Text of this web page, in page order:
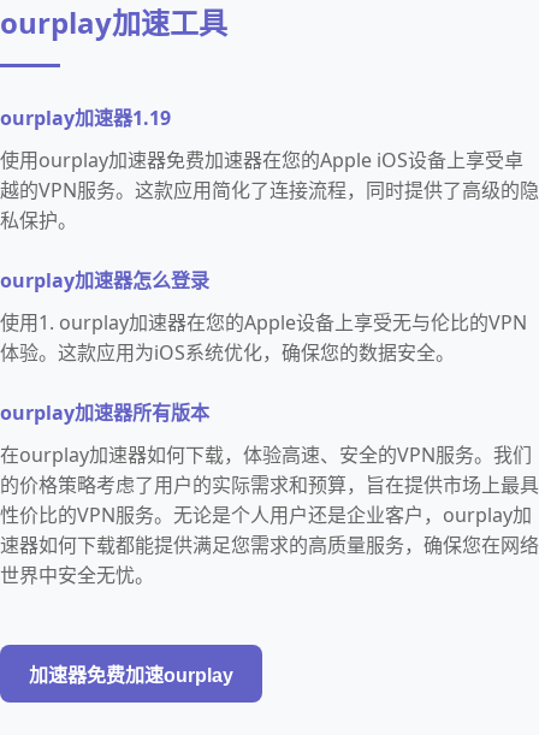
ourplay加速工具
ourplay加速器1.19
使用ourplay加速器免费加速器在您的Apple iOS设备上享受卓
越的VPN服务。这款应用简化了连接流程，同时提供了高级的隐
私保护。
ourplay加速器怎么登录
使用1. ourplay加速器在您的Apple设备上享受无与伦比的VPN
体验。这款应用为iOS系统优化，确保您的数据安全。
ourplay加速器所有版本
在ourplay加速器如何下载，体验高速、安全的VPN服务。我们
的价格策略考虑了用户的实际需求和预算，旨在提供市场上最具
性价比的VPN服务。无论是个人用户还是企业客户，ourplay加
速器如何下载都能提供满足您需求的高质量服务，确保您在网络
世界中安全无忧。
加速器免费加速ourplay